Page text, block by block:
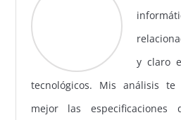
y claro
tecnológicos. Mis análisis
mejor las